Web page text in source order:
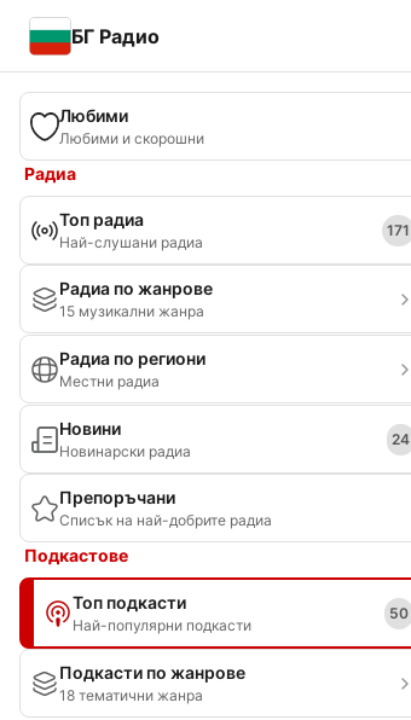
БГ Радио
Любими
Любими и скорошни
Радиа
Топ радиа
Най-слушани радиа
171
Радиа по жанрове
15 музикални жанра
Радиа по региони
Местни радиа
Новини
Новинарски радиа
24
Препоръчани
Списък на най-добрите радиа
Подкастове
Топ подкасти
Най-популярни подкасти
50
Подкасти по жанрове
18 тематични жанра